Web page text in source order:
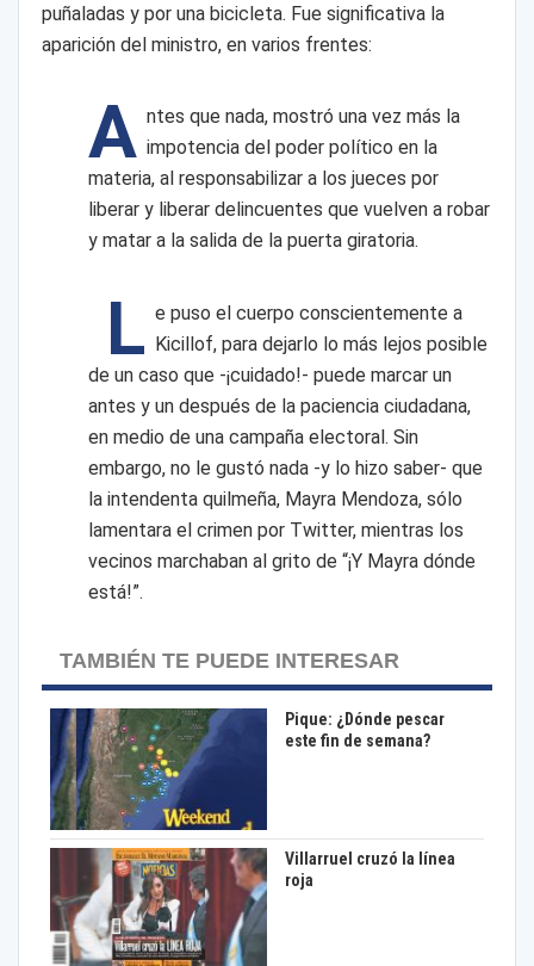
puñaladas y por una bicicleta. Fue significativa la
aparición del ministro, en varios frentes:
A ntes que nada, mostró una vez más la
impotencia del poder político en la
materia, al responsabilizar a los jueces por
liberar y liberar delincuentes que vuelven a robar
y matar a la salida de la puerta giratoria.
L e puso el cuerpo conscientemente a
Kicillof, para dejarlo lo más lejos posible
de un caso que -¡cuidado!- puede marcar un
antes y un después de la paciencia ciudadana,
en medio de una campaña electoral. Sin
embargo, no le gustó nada -y lo hizo saber- que
la intendenta quilmeña, Mayra Mendoza, sólo
lamentara el crimen por Twitter, mientras los
vecinos marchaban al grito de “¡Y Mayra dónde
está!”.
TAMBIÉN TE PUEDE INTERESAR
Pique: ¿Dónde pescar
este fin de semana?
Villarruel cruzó la línea
roja